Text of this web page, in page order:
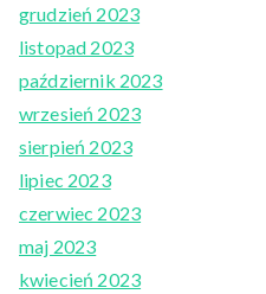
grudzień 2023
listopad 2023
październik 2023
wrzesień 2023
sierpień 2023
lipiec 2023
czerwiec 2023
maj 2023
kwiecień 2023